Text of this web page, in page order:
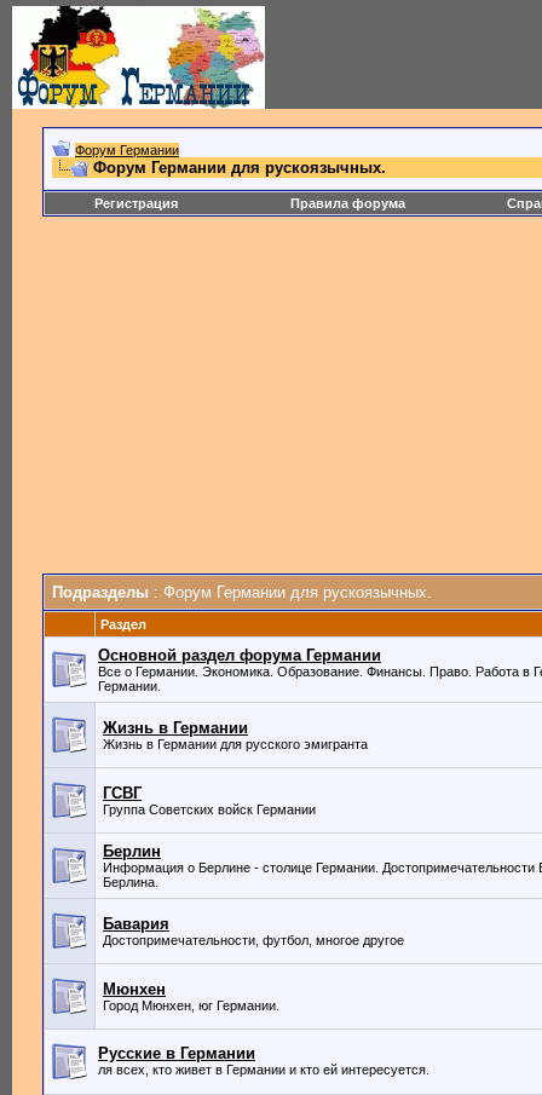
Форум Германии
Форум Германии для рускоязычных.
Регистрация Правила форума
Подразделы : Форум Германии для рускоязычных.
Раздел
Основной раздел форума Германии
Все о Германии. Экономика. Образование. Финансы. Право. Работа в
Германии.
Жизнь в Германии
Жизнь в Германии для русского эмигранта
ГСВГ
Группа Советских войск Германии
Берлин
Информация о Берлине - столице Германии. Достопримечательности
Берлина.
Бавария
Достопримечательности, футбол, многое другое
Мюнхен
Город Мюнхен, юг Германии.
Русские в Германии
ля всех, кто живет в Германии и кто ей интересуется.